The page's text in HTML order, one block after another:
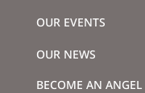
OUR EVENTS
OUR NEWS
BECOME AN ANGEL